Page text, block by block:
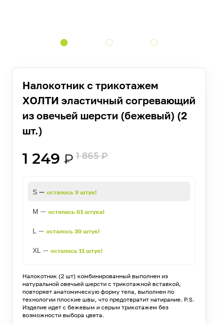
Налокотник с трикотажем
ХОЛТИ эластичный согревающий
из овечьей шерсти (бежевый) (2
шт.)
1 249 ₽ 1 865₽
S— осталось 9 штук!
M — осталась 61 штука!
L — осталось 30 штук!
XL — осталось 11 штук!
Налокотник (2 шт) комбинированный выполнен из
натуральной овечьей шерсти с трикотажной вставкой,
повторяет анатомическую форму тела, выполнен по
технологии плоские швы, что предотвратит натирание. P.S.
Изделие идет с бежевым и серым трикотажем без
возможности выбора цвета.